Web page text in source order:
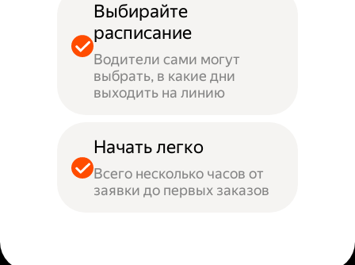
Выбирайте
расписание
Водители сами могут
выбрать, в какие дни
выходить на линию
Начать легко
Всего несколько часов от
заявки до первых заказов